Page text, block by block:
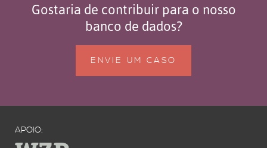
Gostaria de contribuir para o nosso
banco de dados?
ENVIE UM CASO
APOIO: